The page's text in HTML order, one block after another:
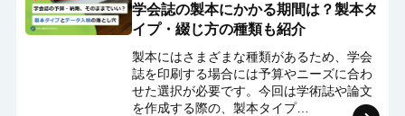
学会誌の製本にかかる期間は？製本タ
イプ・綴じ方の種類も紹介
製本にはさまざまな種類があるため、学会
誌を印刷する場合には予算やニーズに合わ
せた選択が必要です。今回は学術誌や論文
を作成する際の、製本タイプ…